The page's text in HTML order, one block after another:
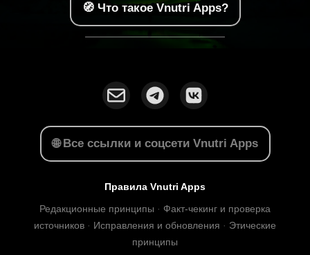
🧭 Что такое Vnutri Apps?
🌐 Все ссылки и соцсети Vnutri Apps
Правила Vnutri Apps
Редакционные принципы · Факт-чекинг и проверка
источников · Исправления и обновления · Этические
принципы